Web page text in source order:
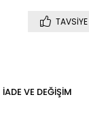
TAVSIYE
İADE VE DEĞIŞIM